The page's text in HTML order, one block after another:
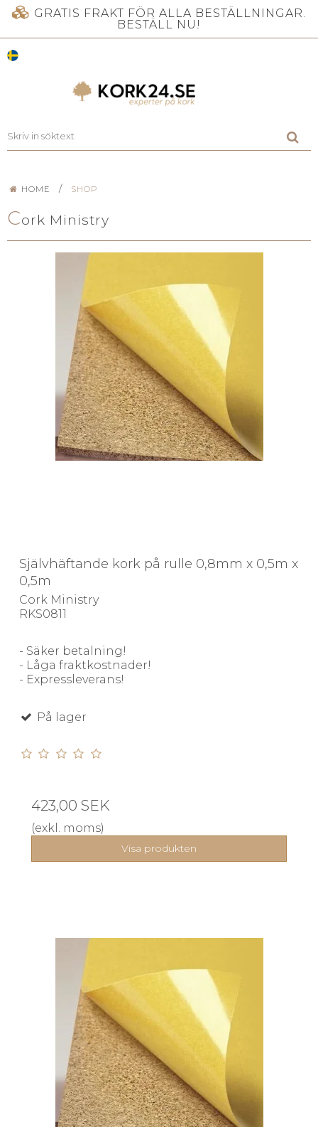
GRATIS FRAKT FÖR ALLA BESTÄLLNINGAR.
BESTÄLL NU!
HOME / SHOP
Cork Ministry
Självhäftande kork på rulle 0,8mm x 0,5m x
0,5m
Cork Ministry
RKS0811
- Säker betalning!
- Låga fraktkostnader!
- Expressleverans!
På lager
423,00 SEK
(exkl. moms)
Visa produkten